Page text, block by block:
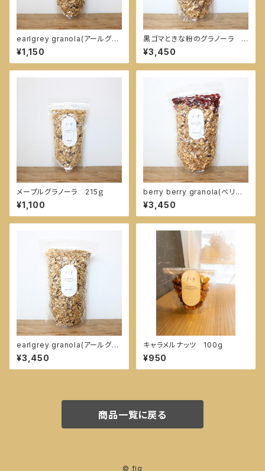
earlgrey granola(アールグレ
イグラノーラ) 180g
¥1,150
黒ゴマときな粉のグラノーラ 6
00ｇ
¥3,450
メープルグラノーラ 215ｇ
¥1,100
berry berry granola(ベリー
ベリーグラノーラ) 550g
¥3,450
earlgrey granola(アールグレ
イグラノーラ) 600g
¥3,450
キャラメルナッツ 100g
¥950
商品一覧に戻る
© fig